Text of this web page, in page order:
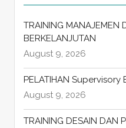
TRAINING MANAJEMEN
BERKELANJUTAN
August 9, 2026
PELATIHAN
August 9, 2026
TRAINING DESAIN DAN